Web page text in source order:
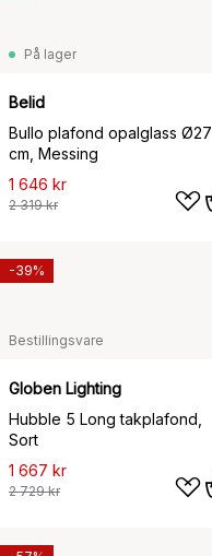
På lager
Belid
Bullo plafond opalglass Ø27
cm, Messing
1 646 kr
2 319 kr
Bestillingsvare
Globen Lighting
Hubble 5 Long takplafond,
Sort
1 667 kr
2 729 kr
-39%